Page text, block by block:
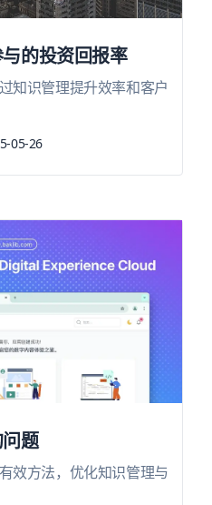
的投资回报率
知识管理提升效率和客户
05-26
题
效方法，优化知识管理与